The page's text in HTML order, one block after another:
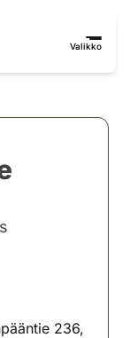
Valikko
236,